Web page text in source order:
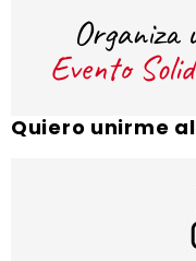
Quiero unirme al